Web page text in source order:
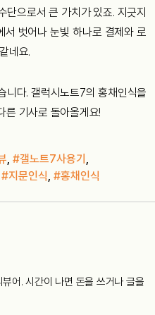
단으로서 큰 가치가 있죠. 지긋지
벗어나 눈빛 하나로 결제와 로
네요.
니다. 갤럭시노트7의 홍채인식을
른 기사로 돌아올게요!
, #갤노트7사용기 ,
#지문인식, #홍채인식
어. 시간이 나면 돈을 쓰거나 글을